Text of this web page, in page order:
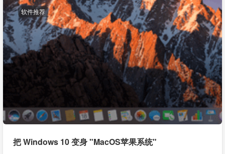
软件推荐
把 Windows 10 变身 "MacOS苹果系统"